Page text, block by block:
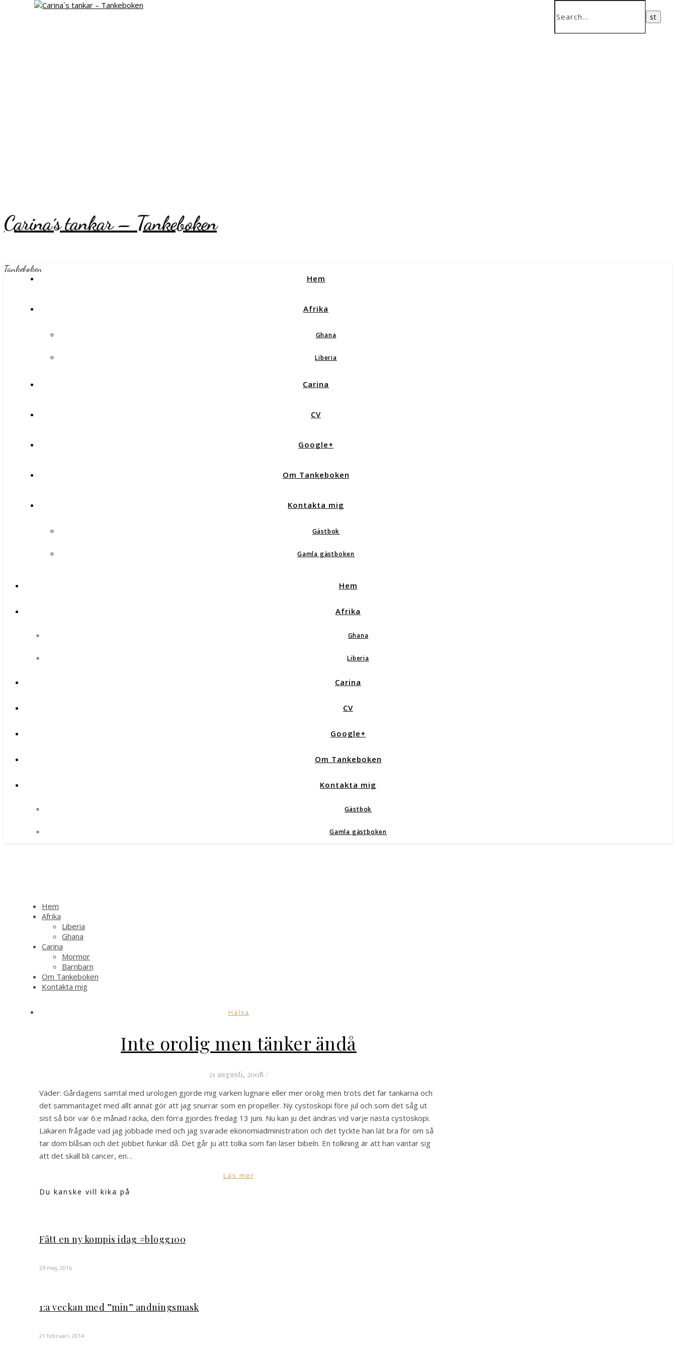
Carina´s tankar – Tankeboken
Tankeboken
Hem
Afrika
Ghana
Liberia
Carina
CV
Google+
Om Tankeboken
Kontakta mig
Gästbok
Gamla gästboken
Hem
Afrika
Ghana
Liberia
Carina
CV
Google+
Om Tankeboken
Kontakta mig
Gästbok
Gamla gästboken
Hem
Afrika
Liberia
Ghana
Carina
Mormor
Barnbarn
Om Tankeboken
Kontakta mig
Hälsa
Inte orolig men tänker ändå
21 augusti, 2008 /
Väder: Gårdagens samtal med urologen gjorde mig varken lugnare eller mer orolig men trots det far tankarna och
det sammantaget med allt annat gör att jag snurrar som en propeller. Ny cystoskopi före jul och som det såg ut
sist så bör var 6:e månad räcka, den förra gjordes fredag 13 juni. Nu kan ju det ändras vid varje nästa cystoskopi.
Läkaren frågade vad jag jobbade med och jag svarade ekonomiadministration och det tyckte han lät bra för om så
tar dom blåsan och det jobbet funkar då. Det går ju att tolka som fan läser bibeln. En tolkning är att han väntar sig
att det skall bli cancer, en…
Läs mer
Du kanske vill kika på
Fått en ny kompis idag #blogg100
24 maj, 2016
1:a veckan med ”min” andningsmask
21 februari, 2014